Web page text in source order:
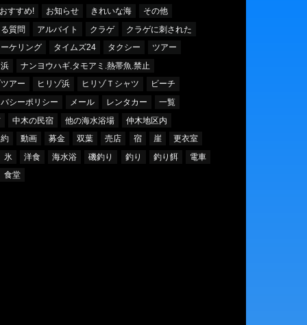
すすめ! お知らせ きれいな海
その他
質問
アルバイト クラゲ
クラゲに刺された
ケリング
タイムズ24 タクシー
ツアー
ナンヨウハギ.タモアミ.熱帯魚.禁止
アー
ヒリゾ浜 ヒリゾＴシャツ
ビーチ
シーポリシー
メール レンタカー
一覧
中木の民宿 他の海水浴場
仲木地区内
動画 募金 双葉 売店 宿 崖
更衣室
氷
洋食 海水浴 磯釣り 釣り 釣り餌
電車
食堂